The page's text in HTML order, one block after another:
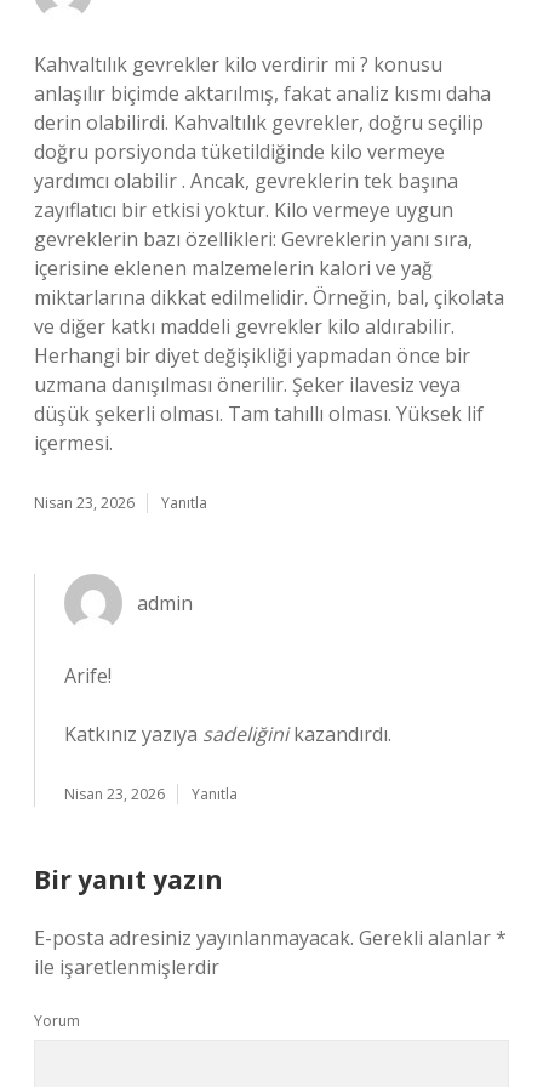
Kahvaltılık gevrekler kilo verdirir mi ? konusu
anlaşılır biçimde aktarılmış, fakat analiz kısmı daha
derin olabilirdi. Kahvaltılık gevrekler, doğru seçilip
doğru porsiyonda tüketildiğinde kilo vermeye
yardımcı olabilir . Ancak, gevreklerin tek başına
zayıflatıcı bir etkisi yoktur. Kilo vermeye uygun
gevreklerin bazı özellikleri: Gevreklerin yanı sıra,
içerisine eklenen malzemelerin kalori ve yağ
miktarlarına dikkat edilmelidir. Örneğin, bal, çikolata
ve diğer katkı maddeli gevrekler kilo aldırabilir.
Herhangi bir diyet değişikliği yapmadan önce bir
uzmana danışılması önerilir. Şeker ilavesiz veya
düşük şekerli olması. Tam tahıllı olması. Yüksek lif
içermesi.
Nisan 23, 2026 Yanıtla
admin
Arife!
Katkınız yazıya sadeliğinikazandırdı.
Nisan 23, 2026 Yanıtla
Bir yanıt yazın
E-posta adresiniz yayınlanmayacak. Gerekli alanlar*
ile işaretlenmişlerdir
Yorum